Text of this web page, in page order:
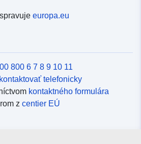
europa.eu
00 800 6 7 8 9 10 11
kontaktovať telefonicky
kontaktného formulára
z centier EÚ